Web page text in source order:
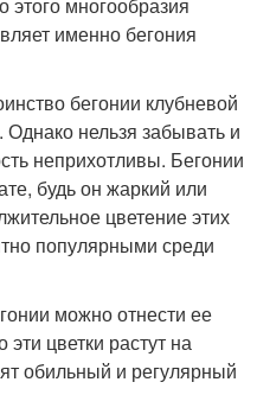
именно бегония
бегонии клубневой
нельзя забывать и
неприхотливы. Бегонии
будь он жаркий или
цветение этих
популярными среди
можно отнести ее
цветки растут на
обильный и регулярный